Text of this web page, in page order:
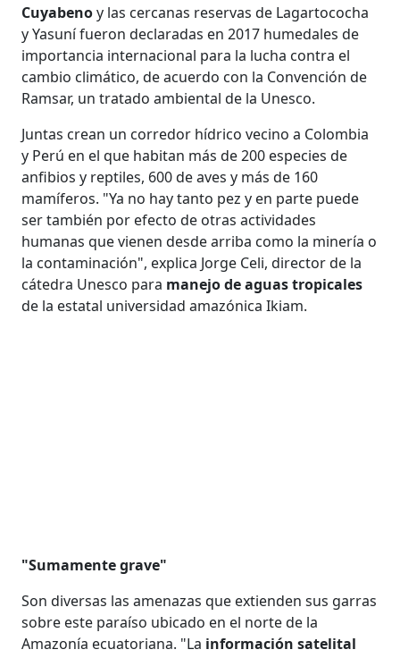
Cuyabenoy las cercanas reservas de Lagartococha
y Yasuní fueron declaradas en 2017 humedales de
importancia internacional para la lucha contra el
cambio climático, de acuerdo con la Convención de
Ramsar, un tratado ambiental de la Unesco.
Juntas crean un corredor hídrico vecino a Colombia
y Perú en el que habitan más de 200 especies de
anfibios y reptiles, 600 de aves y más de 160
mamíferos. "Ya no hay tanto pez y en parte puede
ser también por efecto de otras actividades
humanas que vienen desde arriba como la minería o
la contaminación", explica Jorge Celi, director de la
cátedra Unesco para manejo de aguas tropicales
de la estatal universidad amazónica Ikiam.
"Sumamente grave"
Son diversas las amenazas que extienden sus garras
sobre este paraíso ubicado en el norte de la
Amazonía ecuatoriana. "La información satelital